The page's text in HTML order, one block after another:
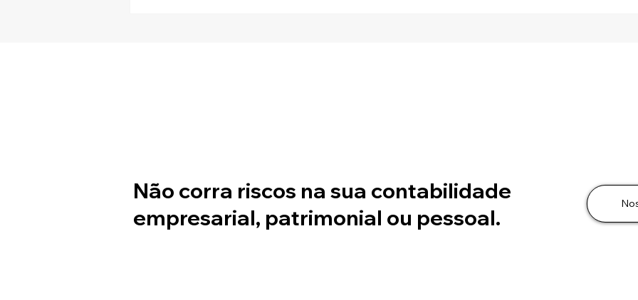
Não corra riscos na sua contabilidade
empresarial, patrimonial ou pessoal.